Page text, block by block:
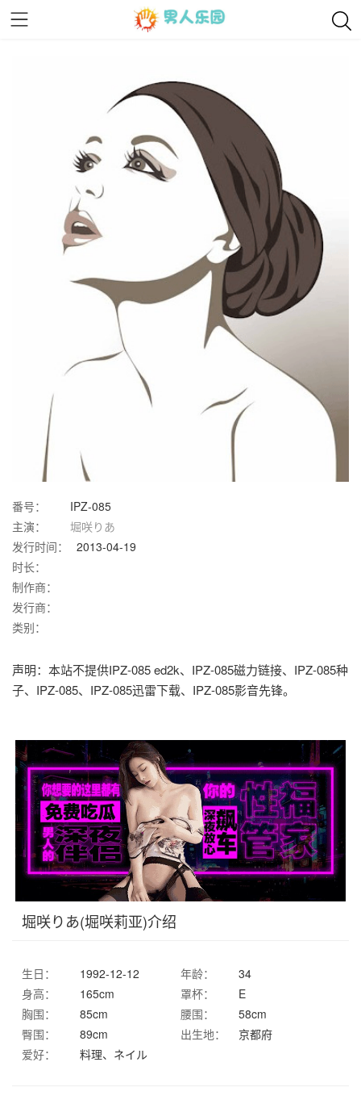
番号：
IPZ-085
主演：
堀咲りあ
发行时间：
2013-04-19
时长：
制作商：
发行商：
类别：
声明：本站不提供IPZ-085 ed2k、IPZ-085磁力链接、IPZ-085种
子、IPZ-085、IPZ-085迅雷下载、IPZ-085影音先锋。
堀咲りあ(堀咲莉亚)介绍
生日： 1992-12-12 年龄：
34
身高：
165cm 罩杯：
E
胸围：
85cm 腰围：
58cm
臀围：
89cm 出生地：
京都府
爱好：
料理、ネイル